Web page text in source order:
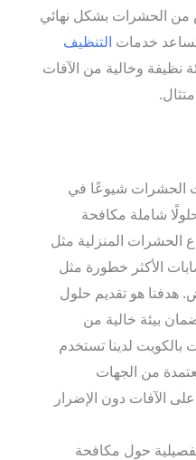
الحشرات بشكل نهائي
تساعد خدمات التنظيف
نظيفة وخالية من الآفات
الحشرات شيوعًا في
شاملة مكافحة
الحشرات المنزلية مثل
الأكثر خطورة مثل
هدفنا هو تقديم حلول
بيئة خالية من
لدينا تستخدم
من الجهات
الآفات دون الإضرار
حول مكافحة